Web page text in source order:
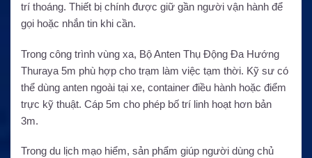
trí thoáng. Thiết bị chính được giữ gần người vận hành để
gọi hoặc nhắn tin khi cần.
Trong công trình vùng xa, Bộ Anten Thụ Động Đa Hướng
Thuraya 5m phù hợp cho trạm làm việc tạm thời. Kỹ sư có
thể dùng anten ngoài tại xe, container điều hành hoặc điểm
trực kỹ thuật. Cáp 5m cho phép bố trí linh hoạt hơn bản
3m.
Trong du lịch mạo hiểm, sản phẩm giúp người dùng chủ